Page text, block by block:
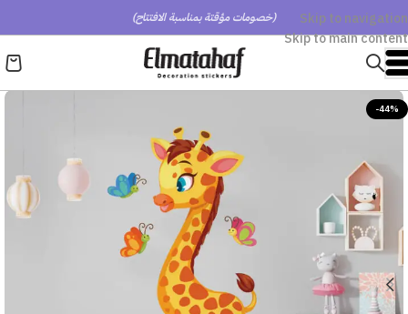
Skip to navigation
Skip to main content
(خصومات مؤقتة بمناسبة الافتتاح)
-44%